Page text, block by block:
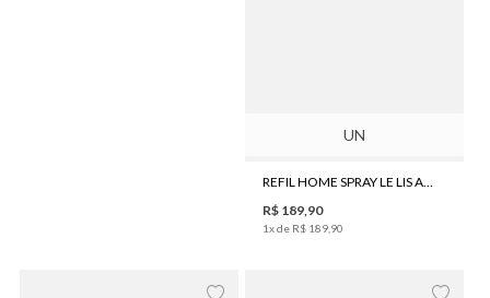
UN
REFIL HOME SPRAY LE LIS AROMA SWEET HOME 500MLG
R$ 189 90
1x de R$ 189 90